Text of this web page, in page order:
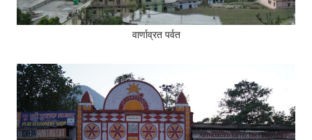
वार्णाव्रत पर्वत